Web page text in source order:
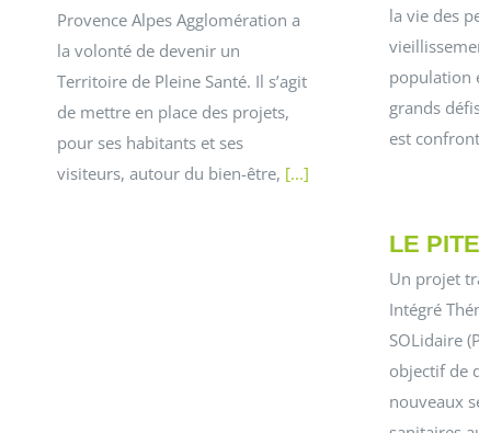
la vie des
population
grands
est
Provence Alpes Agglomération a
la volonté de devenir un
Territoire de Pleine Santé. Il s’agit
de mettre en place des projets,
pour ses habitants et ses
visiteurs, autour du bien-être, [...]
LE
Un projet
Intégré
SOLidaire
objectif de
nouveaux